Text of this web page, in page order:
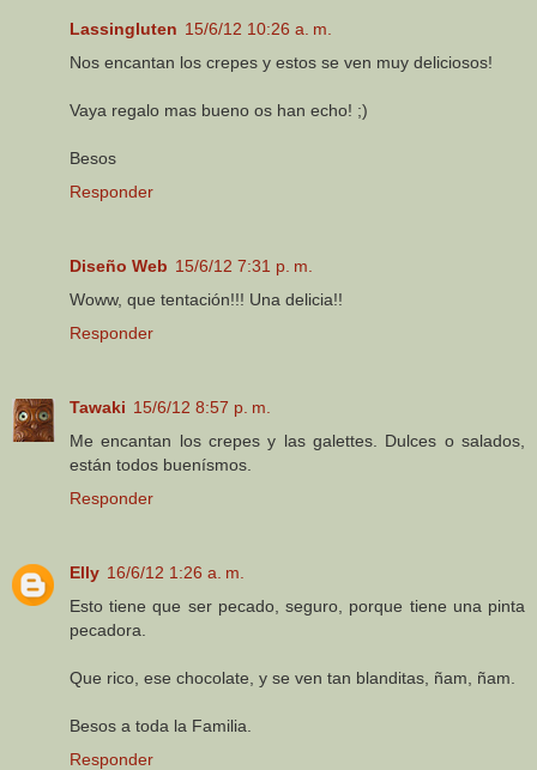
Lassingluten 15/6/12 10:26 a. m.
Nos encantan los crepes y estos se ven muy deliciosos!
Vaya regalo mas bueno os han echo! ;)
Besos
Responder
Diseño Web 15/6/12 7:31 p. m.
Woww, que tentación!!! Una delicia!!
Responder
Tawaki 15/6/12 8:57 p. m.
Me encantan los crepes y las galettes. Dulces o salados,
están todos buenísmos.
Responder
Elly 16/6/12 1:26 a. m.
Esto tiene que ser pecado, seguro, porque tiene una pinta
pecadora.
Que rico, ese chocolate, y se ven tan blanditas, ñam, ñam.
Besos a toda la Familia.
Responder